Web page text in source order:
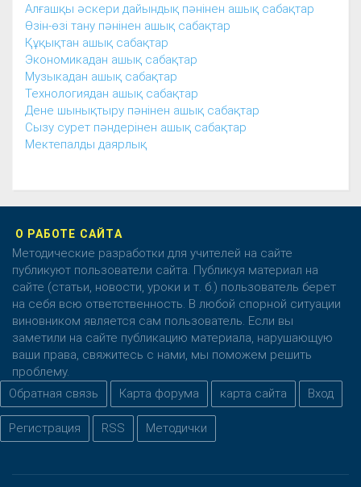
Алғашқы әскери дайындық пәнінен ашық сабақтар
Өзін-өзі тану пәнінен ашық сабақтар
Құқықтан ашық сабақтар
Экономикадан ашық сабақтар
Музыкадан ашық сабақтар
Технологиядан ашық сабақтар
Дене шынықтыру пәнінен ашық сабақтар
Сызу сурет пәндерінен ашық сабақтар
Мектепалды даярлық
О РАБОТЕ САЙТА
Методические разработки для учителей на сайте
публикуют пользователи сайта. Публикуя материал на
сайте (статьи, новости, уроки и т. б.) пользователь берет
на себя всю ответственность. В любой спорной ситуации
виновником является сам пользователь. Если вы
заметили на сайте публикацию материала, нарушающую
ваши права, свяжитесь с нами, мы поможем решить
проблему.
Обратная связь
Карта форума карта сайта Вход
Регистрация RSS Методички